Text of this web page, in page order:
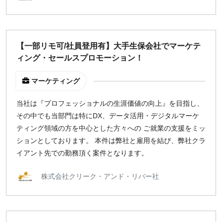
【一部リモ可/社員登用有】大手生保会社でマーケテ
ィング・セールスプロモーション！
マーケティング
当社は『プロフェッショナルの生涯価値の向上』を目指し、
その中でも当部門は特にDX、データ活用・デジタルマーケ
ティング領域の方を中心とした方々への ご就業の支援をミッ
ションとしております。 本件は弊社と雇用を結び、弊社クラ
イアント先での勤務頂く案件となります。
株式会社クリーク・アンド・リバー社